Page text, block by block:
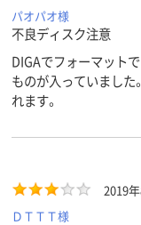
パオパオ様
不良ディスク注意
DIGAでフォーマット
ものが入っていまし
れます。
2019
ＤＴＴＴ様